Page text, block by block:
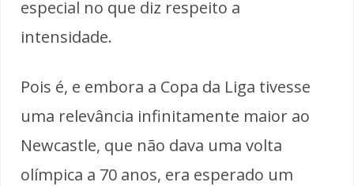
especial no que diz respeito a
intensidade.
Pois é, e embora a Copa da Liga tivesse
uma relevância infinitamente maior ao
Newcastle, que não dava uma volta
olímpica a 70 anos, era esperado um